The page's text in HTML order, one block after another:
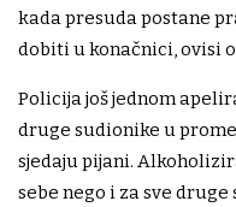
kada presuda postane
dobiti u konačnici, ovisi
Policija još jednom
druge sudionike u
sjedaju pijani.
sebe nego i za sve